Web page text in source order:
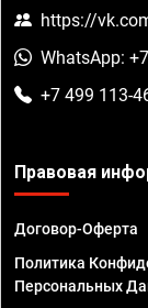
https://
WhatsApp:
+7 499 113-
Правовая
Договор-Оферта
Политика
Персональных